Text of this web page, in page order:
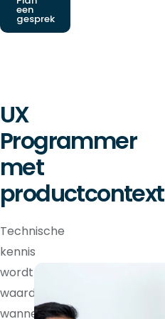
een
gesprek
UX
Programmer
met
productcontext
Technische
kennis
wordt
waardevoller
wanneer